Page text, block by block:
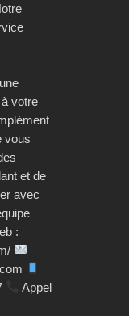
votre
vous
et de
avec
:
Appel